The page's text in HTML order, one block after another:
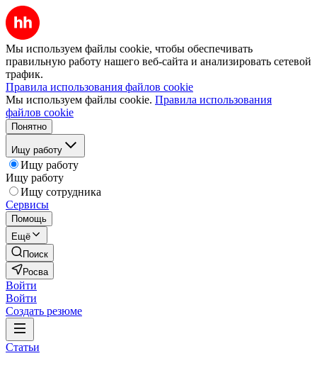
Мы используем файлы cookie, чтобы обеспечивать
правильную работу нашего веб-сайта и анализировать сетевой
трафик.
Правила использования файлов cookie
Мы используем файлы cookie. Правила использования
файлов cookie
Понятно
Ищу работу
Ищу работу
Ищу работу
Ищу сотрудника
Сервисы
Помощь
Ещё
Поиск
Росва
Войти
Войти
Создать резюме
Статьи